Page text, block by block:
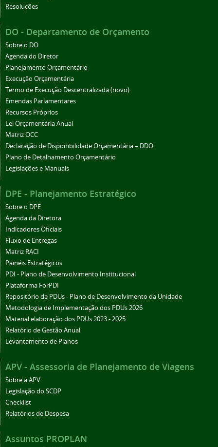
Resoluções
DO - Departamento de Orçamento
Sobre o DO
Agenda do Diretor
Planejamento Orçamentário
Execução Orçamentária
Termo de Execução Descentralizada (novo)
Emendas Parlamentares
Recursos Próprios
Lei Orçamentária Anual
Matriz OCC
Declaração de Disponibilidade Orçamentária – DDO
Plano de Detalhamento Orçamentário
Legislações e Manuais
DPE - Planejamento Estratégico
Sobre o DPE
Agenda da Diretora
Indicadores Oficiais
Fluxo de Entregas
Matriz RACI
Painéis Estratégicos
PDI - Plano de Desenvolvimento Institucional
Plataforma ForPDI
Repositório de PDUs - Plano de Desenvolvimento da Unidade
Metodologia de Implementação dos PDUs 2026
Material elaboração dos PDUs 2023 - 2025
Relatório de Gestão Anual
Levantamento de Planos
APV - Assessoria de Planejamento de Viagens
Sobre a APV
Legislação do SCDP
Checklist
Relatórios de Despesa
Assuntos PROPLAN